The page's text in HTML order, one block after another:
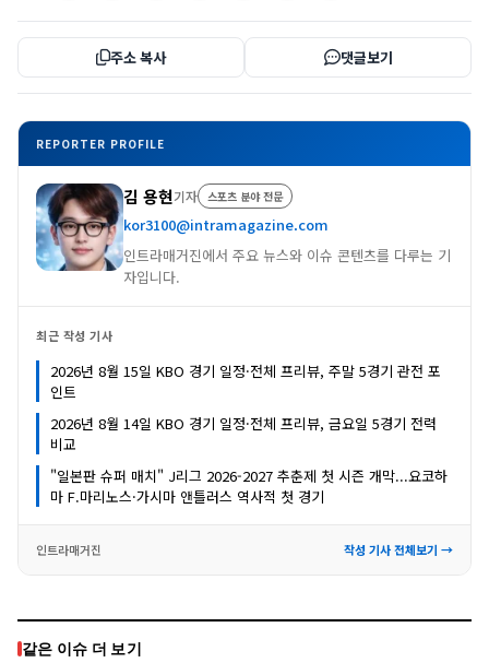
주소 복사 댓글보기
REPORTER PROFILE
김 용현기자 스포츠 분야 전문
kor3100@intramagazine.com
인트라매거진에서 주요 뉴스와 이슈 콘텐츠를 다루는 기
자입니다.
최근 작성 기사
2026년 8월 15일 KBO 경기 일정·전체 프리뷰, 주말 5경기 관전 포
인트
2026년 8월 14일 KBO 경기 일정·전체 프리뷰, 금요일 5경기 전력
비교
"일본판 슈퍼 매치" J리그 2026-2027 추춘제 첫 시즌 개막...요코하
마 F.마리노스·가시마 앤틀러스 역사적 첫 경기
인트라매거진 작성 기사 전체보기 →
같은 이슈 더 보기